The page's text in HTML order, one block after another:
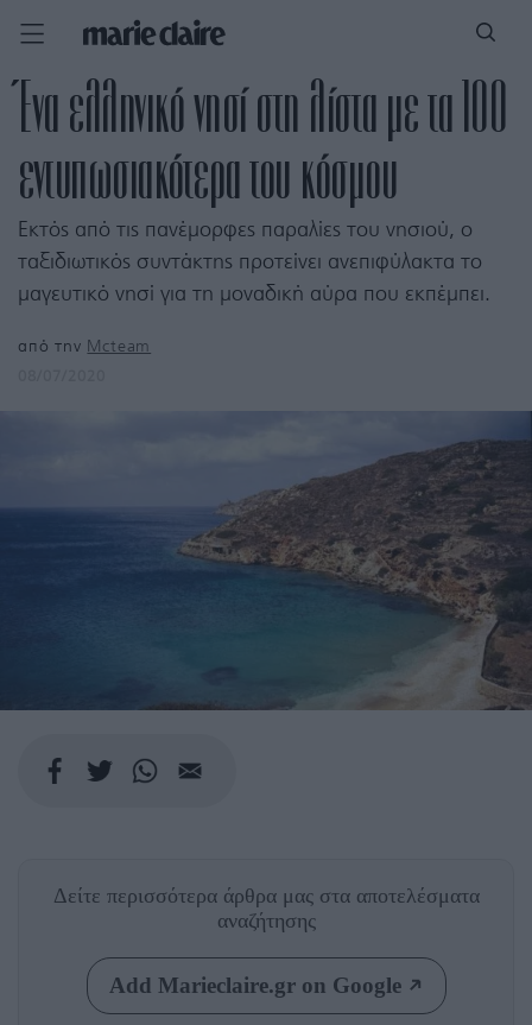
Ένα ελληνικό νησί στη λίστα με τα 100
εντυπωσιακότερα του κόσμου
Εκτός από τις πανέμορφες παραλίες του νησιού, ο
ταξιδιωτικός συντάκτης προτείνει ανεπιφύλακτα το
μαγευτικό νησί για τη μοναδική αύρα που εκπέμπει.
από την Mcteam
Δείτε περισσότερα άρθρα μας στα αποτελέσματα
αναζήτησης
Add Marieclaire.gr on Google